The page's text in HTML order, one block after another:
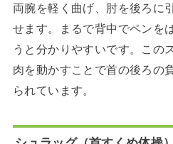
両腕を軽く曲げ、肘を後ろに
せます。まるで背中でペンを
うと分かりやすいです。この
肉を動かすことで首の後ろの
られています。